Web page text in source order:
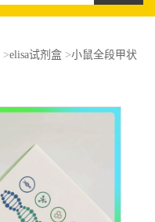
>elisa试剂盒>小鼠全段甲状